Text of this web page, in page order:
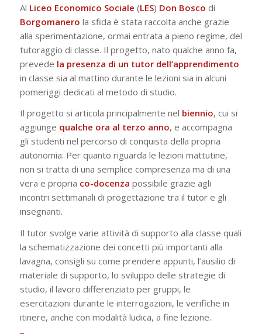
Al Liceo Economico Sociale (LES) Don Bosco di
Borgomanero la sfida è stata raccolta anche grazie
alla sperimentazione, ormai entrata a pieno regime, del
tutoraggio di classe. Il progetto, nato qualche anno fa,
prevede la presenza di un tutor dell’apprendimento
in classe sia al mattino durante le lezioni sia in alcuni
pomeriggi dedicati al metodo di studio.
Il progetto si articola principalmente nel biennio, cui si
aggiunge qualche ora al terzo anno, e accompagna
gli studenti nel percorso di conquista della propria
autonomia. Per quanto riguarda le lezioni mattutine,
non si tratta di una semplice compresenza ma di una
vera e propria co-docenza possibile grazie agli
incontri settimanali di progettazione tra il tutor e gli
insegnanti.
Il tutor svolge varie attività di supporto alla classe quali
la schematizzazione dei concetti più importanti alla
lavagna, consigli su come prendere appunti, l’ausilio di
materiale di supporto, lo sviluppo delle strategie di
studio, il lavoro differenziato per gruppi, le
esercitazioni durante le interrogazioni, le verifiche in
itinere, anche con modalità ludica, a fine lezione.